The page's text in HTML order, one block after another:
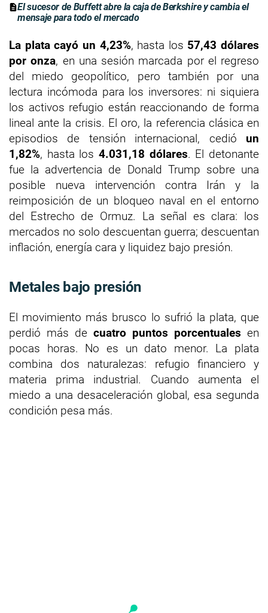
El sucesor de Buffett abre la caja de Berkshire y cambia el
mensaje para todo el mercado
La plata cayó un 4,23%, hasta los 57,43 dólares
por onza, en una sesión marcada por el regreso
del miedo geopolítico, pero también por una
lectura incómoda para los inversores: ni siquiera
los activos refugio están reaccionando de forma
lineal ante la crisis. El oro, la referencia clásica en
episodios de tensión internacional, cedió un
1,82%, hasta los 4.031,18 dólares. El detonante
fue la advertencia de Donald Trump sobre una
posible nueva intervención contra Irán y la
reimposición de un bloqueo naval en el entorno
del Estrecho de Ormuz. La señal es clara: los
mercados no solo descuentan guerra; descuentan
inflación, energía cara y liquidez bajo presión.
Metales bajo presión
El movimiento más brusco lo sufrió la plata, que
perdió más de cuatro puntos porcentuales en
pocas horas. No es un dato menor. La plata
combina dos naturalezas: refugio financiero y
materia prima industrial. Cuando aumenta el
miedo a una desaceleración global, esa segunda
condición pesa más.